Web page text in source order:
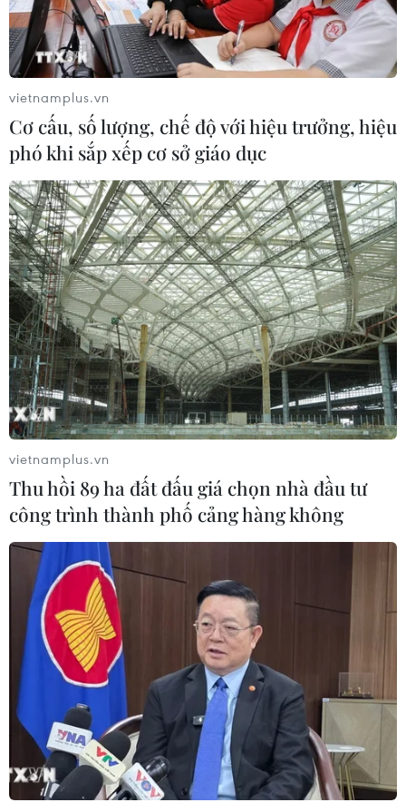
xây dựng kịch bản giải ngân
05/08/2026 01:18
Điều gì chờ đợi đồng yen sau cái bắt
tay giữa Mỹ-Nhật?
04/08/2026 14:11
Sửa Luật Trưng mua, trưng dụng tài
sản giải quyết vướng mắc trên thực
tiễn
04/08/2026 13:10
Đề xuất 5 nhóm chính sách sửa đổi
Luật Trưng mua, trưng dụng tài sản
04/08/2026 11:56
UBS bị phạt 125 triệu USD vì vi phạm
luật chống rửa tiền
04/08/2026 04:58
Xem thêm
CƠ QUAN CHỦ QUẢN: THÔNG TẤN XÃ VIỆT NAM
vietnamplus.vn
Cơ cấu, số lượng, chế độ với hiệu trưởng, hiệu
phó khi sắp xếp cơ sở giáo dục
vietnamplus.vn
Thu hồi 89 ha đất đấu giá chọn nhà đầu tư
công trình thành phố cảng hàng không